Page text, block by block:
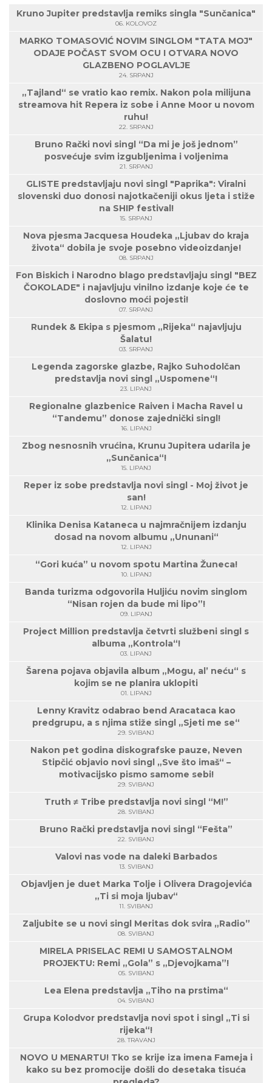
Kruno Jupiter predstavlja remiks singla "Sunčanica"
06. KOLOVOZ
MARKO TOMASOVIĆ NOVIM SINGLOM "TATA MOJ"
ODAJE POČAST SVOM OCU I OTVARA NOVO
GLAZBENO POGLAVLJE
24. SRPANJ
„Tajland“ se vratio kao remix. Nakon pola milijuna
streamova hit Repera iz sobe i Anne Moor u novom
ruhu!
22. SRPANJ
Bruno Rački novi singl “Da mi je još jednom”
posvećuje svim izgubljenima i voljenima
21. SRPANJ
GLISTE predstavljaju novi singl "Paprika": Viralni
slovenski duo donosi najotkačeniji okus ljeta i stiže
na SHIP festival!
15. SRPANJ
Nova pjesma Jacquesa Houdeka „Ljubav do kraja
života“ dobila je svoje posebno videoizdanje!
08. SRPANJ
Fon Biskich i Narodno blago predstavljaju singl "BEZ
ČOKOLADE" i najavljuju vinilno izdanje koje će te
doslovno moći pojesti!
07. SRPANJ
Rundek & Ekipa s pjesmom „Rijeka“ najavljuju
Šalatu!
03. SRPANJ
Legenda zagorske glazbe, Rajko Suhodolčan
predstavlja novi singl „Uspomene“!
23. LIPANJ
Regionalne glazbenice Raiven i Macha Ravel u
“Tandemu” donose zajednički singl!
16. LIPANJ
Zbog nesnosnih vrućina, Krunu Jupitera udarila je
„Sunčanica“!
15. LIPANJ
Reper iz sobe predstavlja novi singl - Moj život je
san!
12. LIPANJ
Klinika Denisa Kataneca u najmračnijem izdanju
dosad na novom albumu „Ununani“
12. LIPANJ
“Gori kuća” u novom spotu Martina Žuneca!
10. LIPANJ
Banda turizma odgovorila Huljiću novim singlom
“Nisan rojen da bude mi lipo”!
09. LIPANJ
Project Million predstavlja četvrti službeni singl s
albuma „Kontrola“!
03. LIPANJ
Šarena pojava objavila album „Mogu, al’ neću“ s
kojim se ne planira uklopiti
01. LIPANJ
Lenny Kravitz odabrao bend Aracataca kao
predgrupu, a s njima stiže singl „Sjeti me se“
29. SVIBANJ
Nakon pet godina diskografske pauze, Neven
Stipčić objavio novi singl „Sve što imaš“ –
motivacijsko pismo samome sebi!
29. SVIBANJ
Truth ≠ Tribe predstavlja novi singl “M!”
28. SVIBANJ
Bruno Rački predstavlja novi singl “Fešta”
22. SVIBANJ
Valovi nas vode na daleki Barbados
13. SVIBANJ
Objavljen je duet Marka Tolje i Olivera Dragojevića
„Ti si moja ljubav“
11. SVIBANJ
Zaljubite se u novi singl Meritas dok svira „Radio”
08. SVIBANJ
MIRELA PRISELAC REMI U SAMOSTALNOM
PROJEKTU: Remi „Gola” s „Djevojkama”!
05. SVIBANJ
Lea Elena predstavlja „Tiho na prstima“
04. SVIBANJ
Grupa Kolodvor predstavlja novi spot i singl „Ti si
rijeka“!
28. TRAVANJ
NOVO U MENARTU! Tko se krije iza imena Fameja i
kako su bez promocije došli do desetaka tisuća